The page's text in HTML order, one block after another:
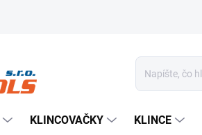
KLINCOVAČKY KLINCE